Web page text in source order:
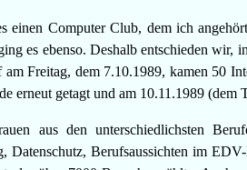
einen Computer Club, dem ich
es ebenso. Deshalb entschieden wir,
am Freitag, dem 7.10.1989, kamen 50
erneut getagt und am 10.11.1989
aus den unterschiedlichsten
Datenschutz, Berufsaussichten im